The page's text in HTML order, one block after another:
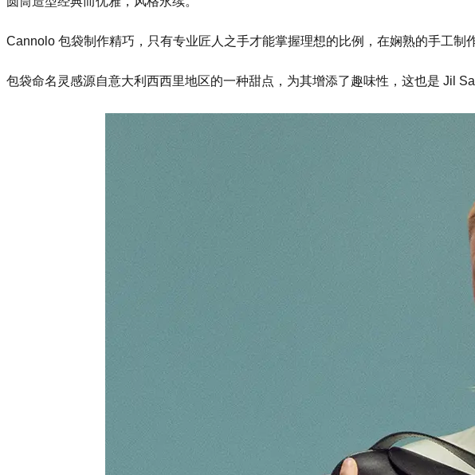
Cannolo 包袋制作精巧，只有专业匠人之手才能掌握理想的比例，在娴熟的手工制
包袋命名灵感源自意大利西西里地区的一种甜点，为其增添了趣味性，这也是 Jil